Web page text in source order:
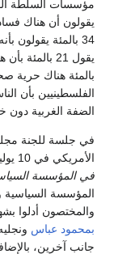
مؤسسات السلطة
يقولون أن هناك
34 بالمئة يقولون
الفلسطينيين بأن
الضفة الغربية دون
في جلسة للجنة
الأمريكي في 10 يوليو 2012، المعنونة
في المؤسسة
المؤسسة السياسية
والمختصون أدلوا
بمحمود عباس
جانب آخرين،